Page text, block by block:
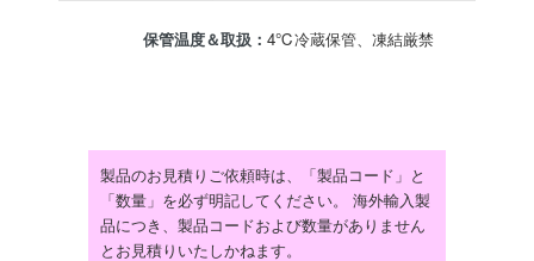
保管温度＆取扱：4℃冷蔵保管、凍結厳禁
製品のお見積りご依頼時は、「製品コード」と
「数量」を必ず明記してください。 海外輸入製
品につき、製品コードおよび数量がありません
とお見積りいたしかねます。